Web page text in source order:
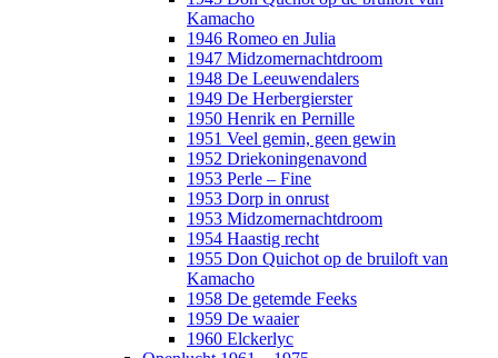
Kamacho
1946 Romeo en Julia
1947 Midzomernachtdroom
1948 De Leeuwendalers
1949 De Herbergierster
1950 Henrik en Pernille
1951 Veel gemin, geen gewin
1952 Driekoningenavond
1953 Perle – Fine
1953 Dorp in onrust
1953 Midzomernachtdroom
1954 Haastig recht
1955 Don Quichot op de bruiloft van
Kamacho
1958 De getemde Feeks
1959 De waaier
1960 Elckerlyc